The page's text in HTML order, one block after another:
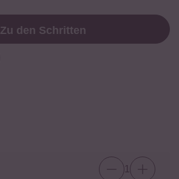
Zu den Schritten
1